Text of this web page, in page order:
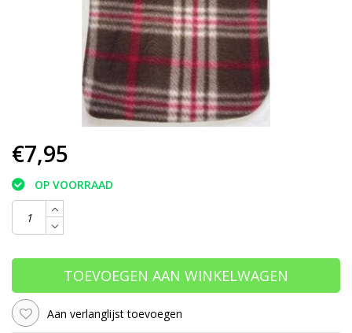
€7,95
OP VOORRAAD
TOEVOEGEN AAN WINKELWAGEN
Aan verlanglijst toevoegen